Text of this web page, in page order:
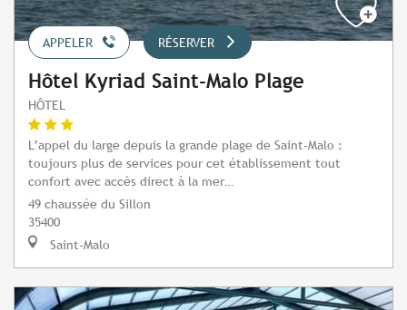
APPELER RÉSERVER
Hôtel Kyriad Saint-Malo Plage
HÔTEL
L’appel du large depuis la grande plage de Saint-Malo :
toujours plus de services pour cet établissement tout
confort avec accès direct à la mer…
49 chaussée du Sillon
35400
Saint-Malo